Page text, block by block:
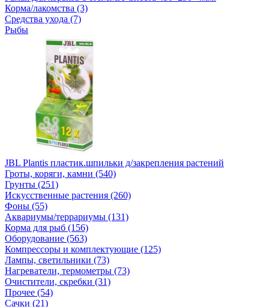
Корма/лакомства (3)
Средства ухода (7)
Рыбы
JBL Plantis пластик.шпильки д/закрепления растений
Гроты, коряги, камни (540)
Грунты (251)
Искусственные растения (260)
Фоны (55)
Аквариумы/террариумы (131)
Корма для рыб (156)
Оборудование (563)
Компрессоры и комплектующие (125)
Лампы, светильники (73)
Нагреватели, термометры (73)
Очистители, скребки (31)
Прочее (54)
Сачки (21)